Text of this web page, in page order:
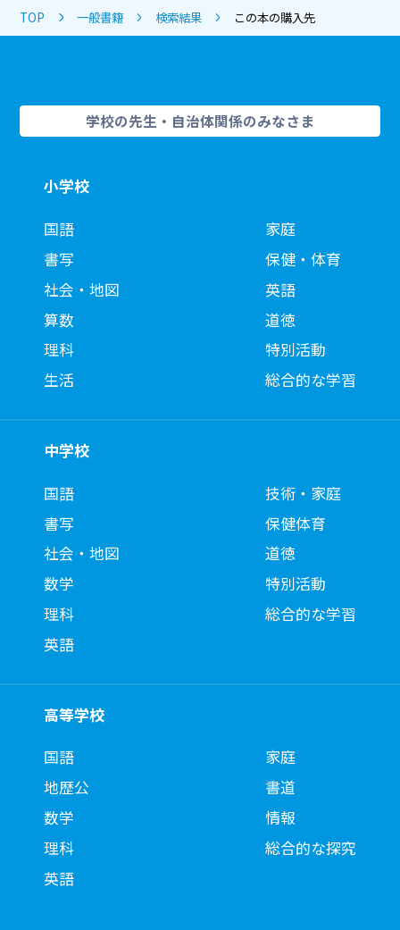
TOP 一般書籍 検索結果 この本の購入先
学校の先生・自治体関係のみなさま
小学校
国語
書写
社会・地図
算数
理科
生活
家庭
保健・体育
英語
道徳
特別活動
総合的な学習
中学校
国語
書写
社会・地図
数学
理科
英語
技術・家庭
保健体育
道徳
特別活動
総合的な学習
高等学校
国語
地歴公
数学
理科
英語
家庭
書道
情報
総合的な探究